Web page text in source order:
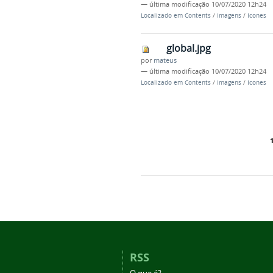
— última modificação 10/07/2020 12h24
Localizado em Contents / Imagens / Icones
global.jpg
por mateus
— última modificação 10/07/2020 12h24
Localizado em Contents / Imagens / Icones
1
RSS